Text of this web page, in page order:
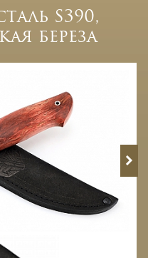
S390,
береза